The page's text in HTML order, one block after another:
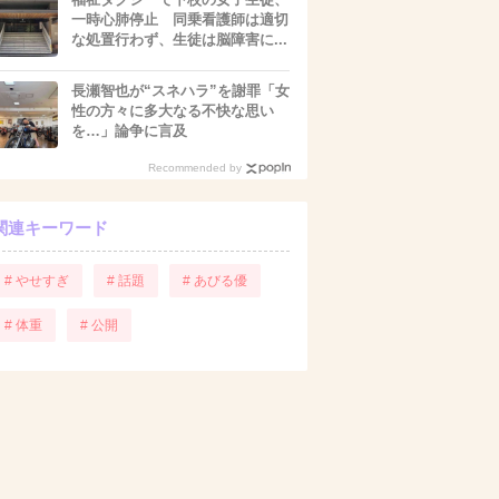
一時心肺停止 同乗看護師は適切
な処置行わず、生徒は脳障害に...
長瀬智也が“スネハラ”を謝罪「女
性の方々に多大なる不快な思い
を…」論争に言及
Recommended by
連キーワード
# やせすぎ # 話題 # あびる優
# 体重 # 公開